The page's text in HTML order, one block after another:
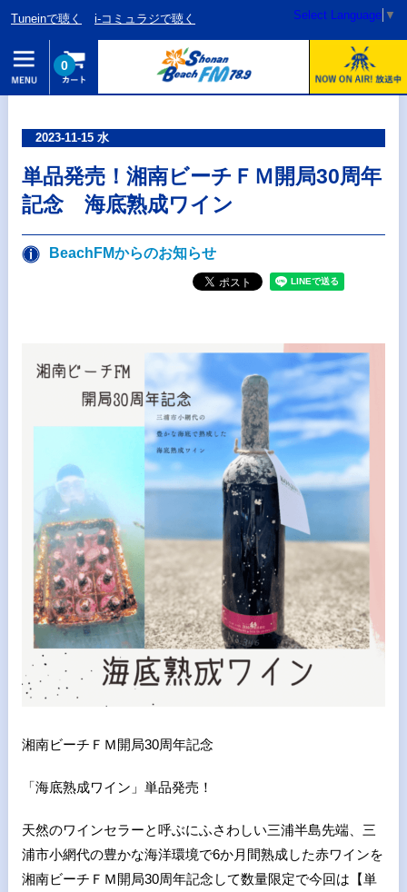
Tuneinで聴く i-コミュラジで聴く Select Language ▼
0
2023-11-15 水
単品発売！湘南ビーチＦＭ開局30周年
記念 海底熟成ワイン
BeachFMからのお知らせ
湘南ビーチＦＭ開局30周年記念
「海底熟成ワイン」単品発売！
天然のワインセラーと呼ぶにふさわしい三浦半島先端、三
浦市小網代の豊かな海洋環境で6か月間熟成した赤ワインを
湘南ビーチＦＭ開局30周年記念して数量限定で今回は【単